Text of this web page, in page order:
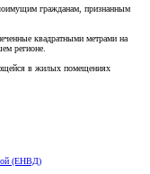
гражданам, признанным
квадратными метрами на
регионе.
в жилых помещениях
(ЕНВД)